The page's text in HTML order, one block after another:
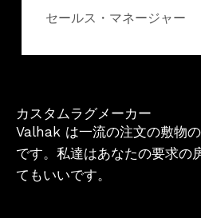
セールス・マネージャー
カスタムラグメーカー
Valhak は一流の注文の敷物
です。私達はあなたの要求の
てもいいです。